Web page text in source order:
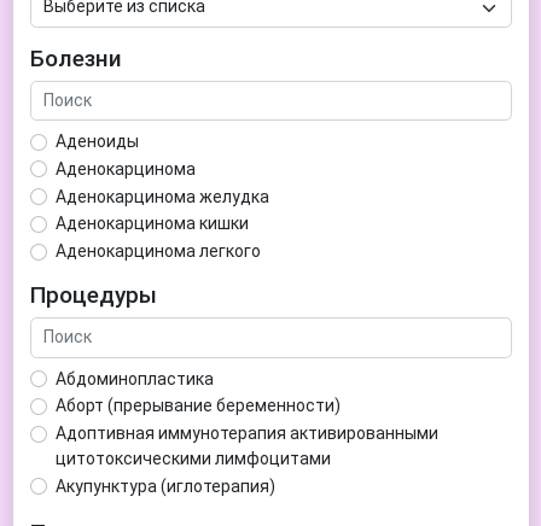
Болезни
Аденоиды
Аденокарцинома
Аденокарцинома желудка
Аденокарцинома кишки
Аденокарцинома легкого
Аденома гипофиза
Аденома простаты
Аденома щитовидной железы
Аденомиоз
Адентия
Азооспермия
Акне (угри)
Алкоголизм
Процедуры
Абдоминопластика
Аборт (прерывание беременности)
Адоптивная иммунотерапия активированными
цитотоксическими лимфоцитами
Акупунктура (иглотерапия)